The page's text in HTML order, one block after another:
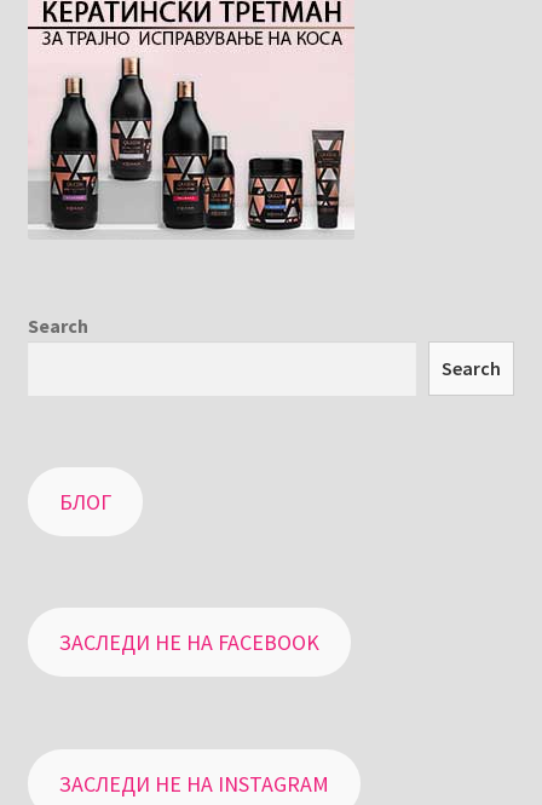
Search
Search
БЛОГ
ЗАСЛЕДИ НЕ НА FACEBOOK
ЗАСЛЕДИ НЕ НА INSTAGRAM